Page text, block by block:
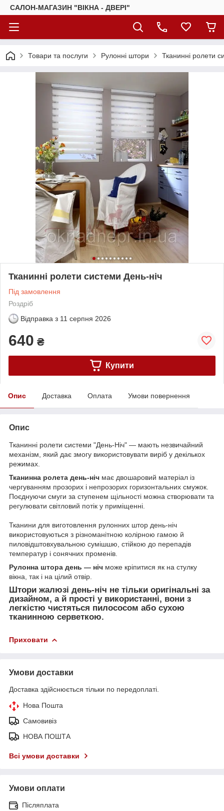
САЛОН-МАГАЗИН "ВІКНА - ДВЕРІ"
Товари та послуги Рулонні штори Тканинні ролети
Тканинні ролети системи День-ніч
Під замовлення
Роздріб
Відправка з 11 серпня 2026
640 ₴
Купити
Опис Доставка Оплата Умови повернення
Опис
Тканинні ролети системи "День-Ніч" — мають незвичайний
механізм, який дає змогу використовувати виріб у декількох
режимах.
Тканинна ролета день-ніч має двошаровий матеріал із
чергуванням прозорих і непрозорих горизонтальних смужок.
Поєднуючи смуги за ступенем щільності можна створювати та
регулювати світловий потік у приміщенні.
Тканини для виготовлення рулонних штор день-ніч
використовуються з різноманітною колірною гамою й
пиловідштовхувальною сумішшю, стійкою до перепадів
температур і сонячних променів.
Рулонна штора день — ніч може кріпитися як на стулку
вікна, так і на цілий отвір.
Штори жалюзі день-ніч не тільки оригінальні за
дизайном, а й прості у використанні, вони з
легкістю чистяться пилососом або сухою
тканинною серветкою.
Приховати
Умови доставки
Доставка здійснюється тільки по передоплаті.
Нова Пошта
Самовивіз
НОВА ПОШТА
Всі умови доставки
Умови оплати
Післяплата